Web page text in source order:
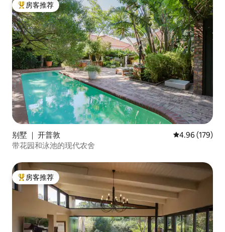
热门「房客推荐」
房客推荐
别墅 ｜ 开普敦 平均评分 4.96
4.96 (179)
带花园和泳池的现代农舍
热门「房客推荐」
房客推荐